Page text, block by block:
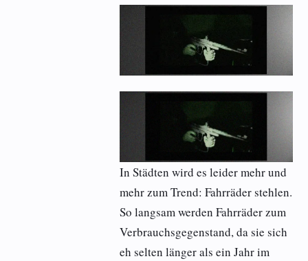
In Städten wird es leider mehr und
mehr zum Trend: Fahrräder stehlen.
So langsam werden Fahrräder zum
Verbrauchsgegenstand, da sie sich
eh selten länger als ein Jahr im